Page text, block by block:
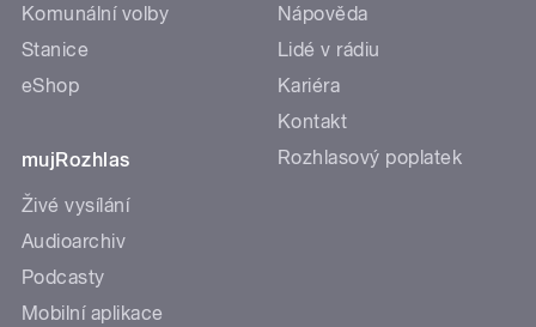
Komunální volby
Stanice
eShop
mujRozhlas
Živé vysílání
Audioarchiv
Podcasty
Mobilní aplikace
Nápověda
Lidé v rádiu
Kariéra
Kontakt
Rozhlasový poplatek